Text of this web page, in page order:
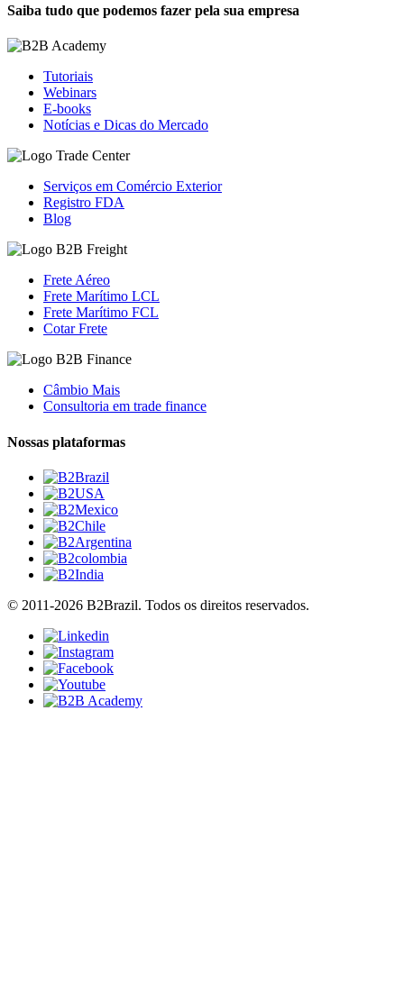
Saiba tudo que podemos fazer pela sua empresa
Tutoriais
Webinars
E-books
Notícias e Dicas do Mercado
Serviços em Comércio Exterior
Registro FDA
Blog
Frete Aéreo
Frete Marítimo LCL
Frete Marítimo FCL
Cotar Frete
Câmbio Mais
Consultoria em trade finance
Nossas plataformas
© 2011-2026 B2Brazil. Todos os direitos reservados.